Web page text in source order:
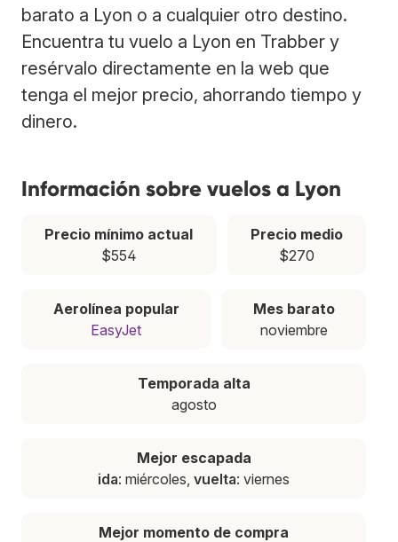
barato a Lyon o a cualquier otro destino.
Encuentra tu vuelo a Lyon en Trabber y
resérvalo directamente en la web que
tenga el mejor precio, ahorrando tiempo y
dinero.
Información sobre vuelos a Lyon
Precio mínimo actual
$554
Precio medio
$270
Aerolínea popular
EasyJet
Mes barato
noviembre
Temporada alta
agosto
Mejor escapada
ida: miércoles, vuelta: viernes
Mejor momento de compra